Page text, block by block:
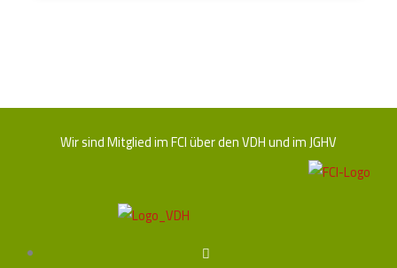
Wir sind Mitglied im FCI über den VDH und im JGHV